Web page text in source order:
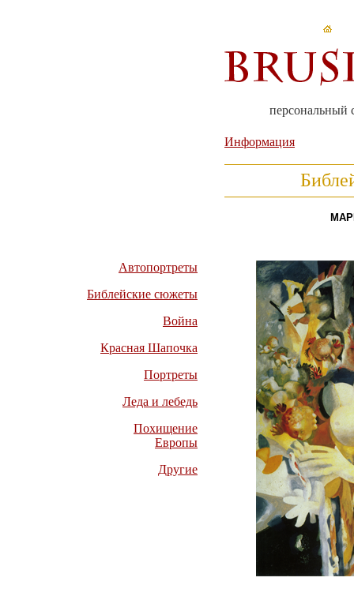
персональный
Информация
Автопортреты
Библейские сюжеты
Война
Красная Шапочка
Портреты
Леда и лебедь
Похищение
Европы
Другие